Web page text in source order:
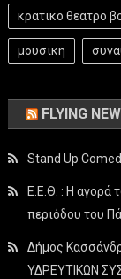
κρατικο θεατρο
μουσικη
FLYING
Stand Up
Ε.Ε.Θ. : Η αγορά
περιόδου του
Δήμος
ΥΔΡΕΥΤΙΚΩΝ